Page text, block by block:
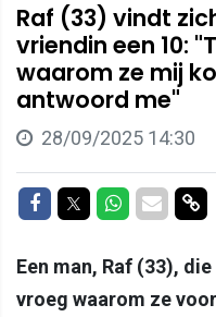
Raf (33) vindt
vriendin een 10:
waarom ze mij
antwoord me"
28/09/2025 14:30
Delen op Facebook
Delen op Twitter
Delen op
Delen
Een man, Raf (33),
vroeg waarom ze